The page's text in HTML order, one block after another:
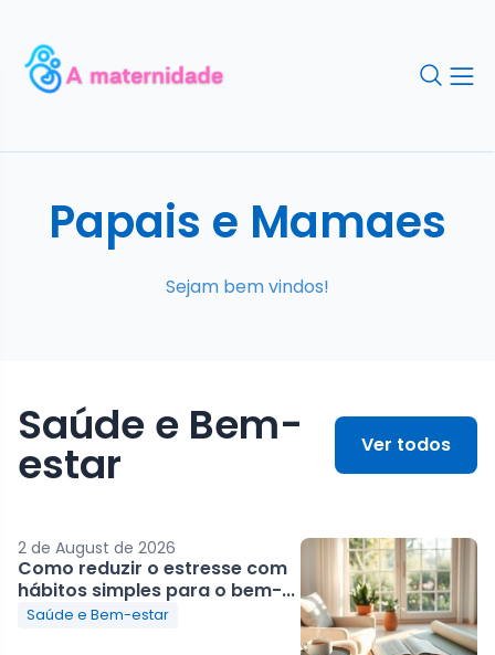
Papais e Mamaes
Sejam bem vindos!
Saúde e Bem-
estar Ver todos
2 de August de 2026
Como reduzir o estresse com
hábitos simples para o bem-...
Saúde e Bem-estar